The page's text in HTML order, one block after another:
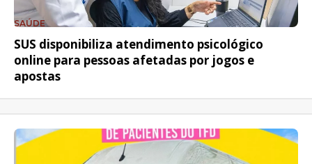
SAÚDE
SUS disponibiliza atendimento psicológico
online para pessoas afetadas por jogos e
apostas